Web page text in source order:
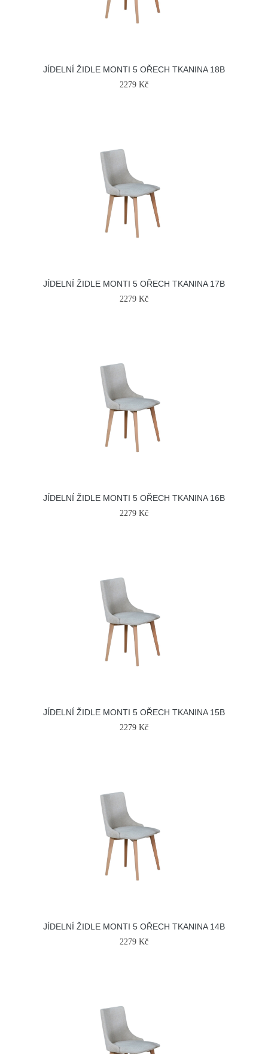
JÍDELNÍ ŽIDLE MONTI 5 OŘECH TKANINA 18B
2279 Kč
JÍDELNÍ ŽIDLE MONTI 5 OŘECH TKANINA 17B
2279 Kč
JÍDELNÍ ŽIDLE MONTI 5 OŘECH TKANINA 16B
2279 Kč
JÍDELNÍ ŽIDLE MONTI 5 OŘECH TKANINA 15B
2279 Kč
JÍDELNÍ ŽIDLE MONTI 5 OŘECH TKANINA 14B
2279 Kč